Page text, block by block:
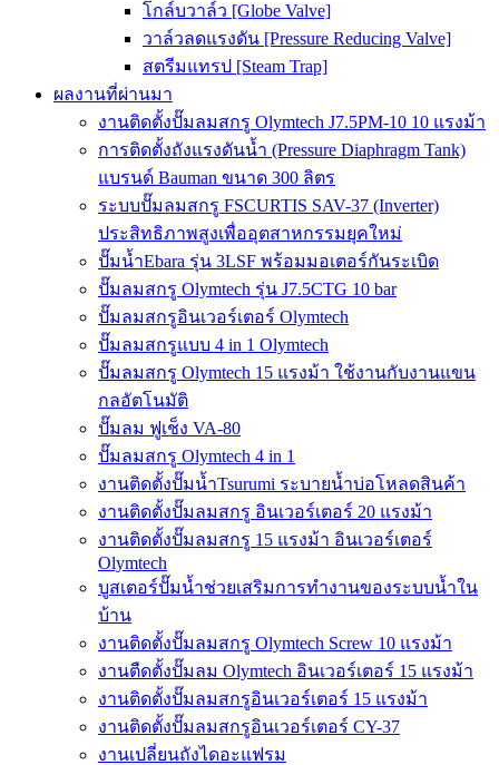
โกล์บวาล์ว [Globe Valve]
วาล์วลดแรงดัน [Pressure Reducing Valve]
สตรีมแทรป [Steam Trap]
ผลงานที่ผ่านมา
งานติดตั้งปั๊มลมสกรู Olymtech J7.5PM-10 10 แรงม้า
การติดตั้งถังแรงดันน้ำ (Pressure Diaphragm Tank)
แบรนด์ Bauman ขนาด 300 ลิตร
ระบบปั๊มลมสกรู FSCURTIS SAV-37 (Inverter)
ประสิทธิภาพสูงเพื่ออุตสาหกรรมยุคใหม่
ปั๊มน้ำEbara รุ่น 3LSF พร้อมมอเตอร์กันระเบิด
ปั๊มลมสกรู Olymtech รุ่น J7.5CTG 10 bar
ปั๊มลมสกรูอินเวอร์เตอร์ Olymtech
ปั๊มลมสกรูแบบ 4 in 1 Olymtech
ปั๊มลมสกรู Olymtech 15 แรงม้า ใช้งานกับงานแขน
กลอัตโนมัติ
ปั๊มลม ฟูเช็ง VA-80
ปั๊มลมสกรู Olymtech 4 in 1
งานติดตั้งปั๊มน้ำTsurumi ระบายน้ำบ่อโหลดสินค้า
งานติดตั้งปั๊มลมสกรู อินเวอร์เตอร์ 20 แรงม้า
งานติดตั้งปั๊มลมสกรู 15 แรงม้า อินเวอร์เตอร์
Olymtech
บูสเตอร์ปั๊มน้ำช่วยเสริมการทำงานของระบบน้ำใน
บ้าน
งานติดตั้งปั๊มลมสกรู Olymtech Screw 10 แรงม้า
งานตืดตั้งปั๊มลม Olymtech อินเวอร์เตอร์ 15 แรงม้า
งานติดตั้งปั๊มลมสกรูอินเวอร์เตอร์ 15 แรงม้า
งานติดตั้งปั๊มลมสกรูอินเวอร์เตอร์ CY-37
งานเปลี่ยนถังไดอะแฟรม